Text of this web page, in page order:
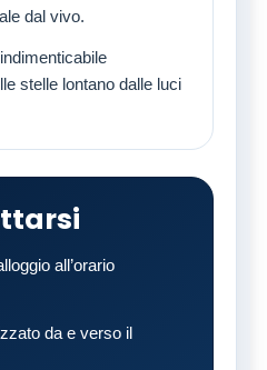
dal vivo.
stelle lontano dalle luci
all’orario
da e verso il